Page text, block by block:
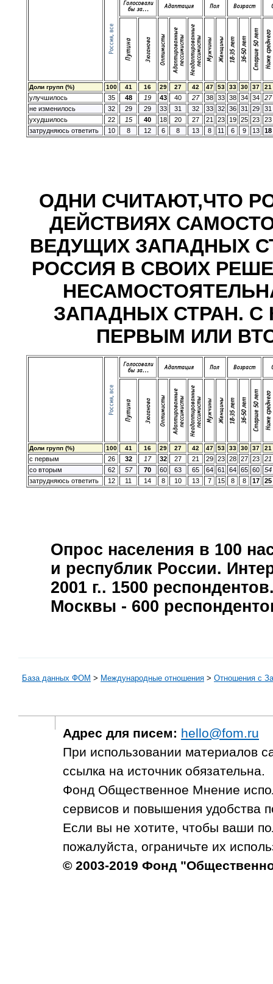
Доли групп (%) 100 41 16 29 27 42 47 53 33 30 37 21
улучшилось 35 48 19 43 40 27 38 33 38 34 34
27
не изменилось
32 29 29 33 31 32 33 32 36 31 29
31
ухудшилось
22 15 40 18 20 27 21 23 19 25 23
23
затрудняюсь ответить
10 8 12 6 8 13 8 11 6 9 13 18
ОДНИ СЧИТАЮТ,ЧТО
ДЕЙСТВИЯХ
ВЕДУЩИХ ЗАПАДНЫХ
РОССИЯ В СВОИХ
ЗАПАДНЫХ СТРАН. С
ПЕРВЫМ ИЛИ
Доли групп (%) 100 41 16 29 27 42 47 53 33 30 37 21
с первым 26 32 17 32 27 21 29 23 28 27 23
21
со вторым
62 57 70 60 63 65 64 61 64 65 60
54
затрудняюсь ответить
12 11 14 8 10 13 7 15 8 8 17 25
Опрос населения в 100
и республик России.
2001 г.. 1500
Москвы - 600
База данных ФОМ > Международные отношения > Отношения с
Адрес для писем: hello@fom.ru
При использовании материалов
ссылка на источник обязательна.
Фонд Общественное Мнение
сервисов и повышения удобства
Если вы не хотите, чтобы ваши
пожалуйста, ограничьте их
© 2003-2019 Фонд